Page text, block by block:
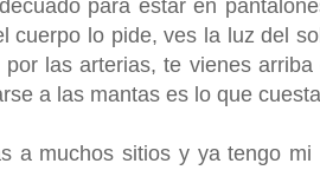
para estar en
cuerpo lo pide, ves la luz del
las arterias, te vienes
a las mantas es lo que
a muchos sitios y ya tengo